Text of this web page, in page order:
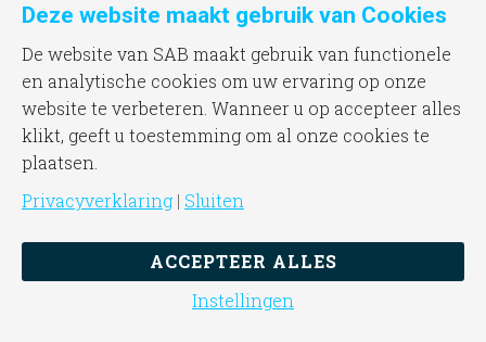
© Jeroen Helmer
Natuurontwikkeling
Naast een nieuwe plas wordt er in de eerste jaren
van het project ook rietmoeras rondom deze plas
een zeer positieve bijdrage aan het realiseren van
robuuster leefgebied voor moerasgebonden flora
en fauna en de biodiversiteit. Zo worden er zowel
provinciale als Europese natuurdoelen behaald. De
Deze website maakt gebruik van Cookies
De website van SAB maakt gebruik van functionele
en analytische cookies om uw ervaring op onze
website te verbeteren. Wanneer u op accepteer alles
klikt, geeft u toestemming om al onze cookies te
plaatsen.
Privacyverklaring | Sluiten
ACCEPTEER ALLES
Instellingen